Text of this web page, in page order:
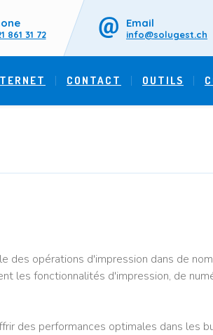
861 31 72
Email
info@solugest.ch
CONTACT OUTILS
opérations d'impression dans de
les fonctionnalités d'impression, de
des performances optimales dans les